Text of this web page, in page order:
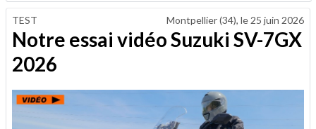
TEST Montpellier (34), le 25 juin 2026
Notre essai vidéo Suzuki SV-7GX
2026